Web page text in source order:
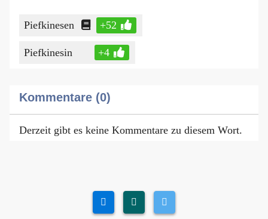
Piefkinesen +52
Piefkinesin +4
Kommentare (0)
Derzeit gibt es keine Kommentare zu diesem Wort.